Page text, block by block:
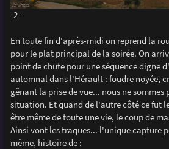
-2-
En toute fin d'après-midi on reprend la
pour le plat principal de la soirée. On
point de chute pour une séquence digne
automnal dans l'Hérault : foudre noyée,
gênant la prise de vue... nous ne sommes
situation. Et quand de l'autre côté ce fut
être même de toute une vie, le coup de
Ainsi vont les traques... l'unique capture
même, histoire de :